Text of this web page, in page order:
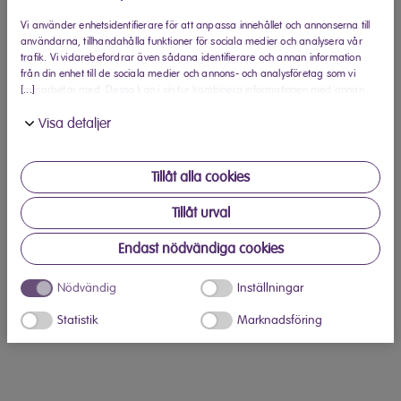
[...]
Vi använder enhetsidentifierare för att anpassa innehållet och annonserna till
användarna, tillhandahålla funktioner för sociala medier och analysera vår
trafik. Vi vidarebefordrar även sådana identifierare och annan information
från din enhet till de sociala medier och annons- och analysföretag som vi
samarbetar med. Dessa kan i sin tur kombinera informationen med annan
använt deras tjänster.
Visa detaljer
Tillåt alla cookies
Tillåt urval
Endast nödvändiga cookies
Nödvändig Inställningar
Statistik Marknadsföring
Teknisk data